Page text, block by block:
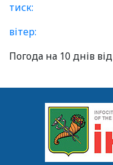
тиск:
вітер:
Погода на 10 днів від